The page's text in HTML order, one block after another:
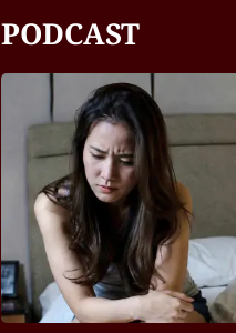
PODCAST